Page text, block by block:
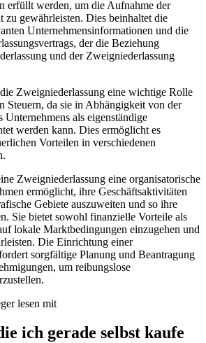
erfüllt werden, um die Aufnahme der
zu gewährleisten. Dies beinhaltet die
Unternehmensinformationen und die
der die Beziehung
und der Zweigniederlassung
Zweigniederlassung eine wichtige Rolle
Steuern, da sie in Abhängigkeit von der
als eigenständige
werden kann. Dies ermöglicht es
Vorteilen in verschiedenen
Zweigniederlassung eine organisatorische
ermöglicht, ihre Geschäftsaktivitäten
Gebiete auszuweiten und so ihre
Sie bietet sowohl finanzielle Vorteile als
lokale Marktbedingungen einzugehen und
Die Einrichtung einer
sorgfältige Planung und Beantragung
um reibungslose
lesen mit
ich gerade selbst kaufe